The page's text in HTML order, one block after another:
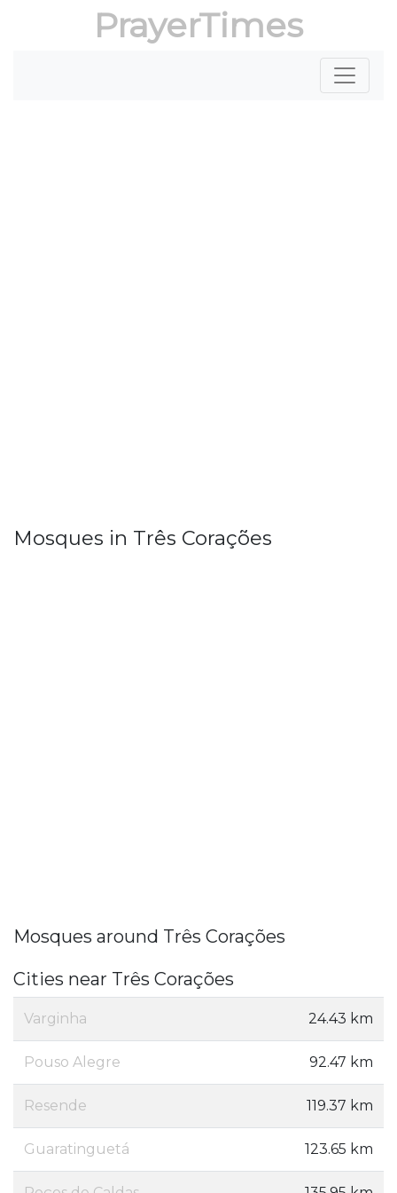
PrayerTimes
Mosques in Três Corações
Mosques around Três Corações
Cities near Três Corações
Varginha 24.43 km
Pouso Alegre 92.47 km
Resende 119.37 km
Guaratinguetá 123.65 km